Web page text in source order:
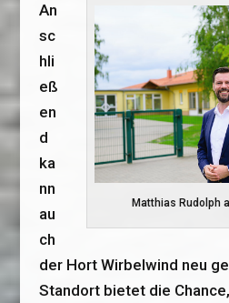
Matthias Rudolph
An
sc
hli
eß
en
d
ka
nn
au
ch
der Hort Wirbelwind neu
Standort bietet die